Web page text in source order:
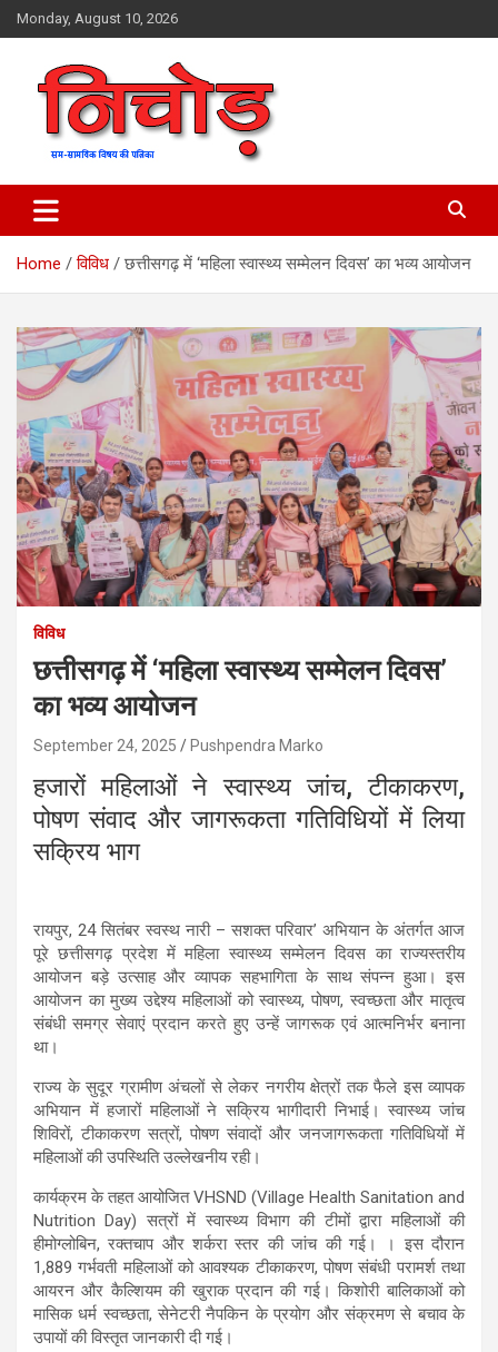
Skip
to
Monday, August 10, 2026
Nichod
Home विविध छत्तीसगढ़ में ‘महिला स्वास्थ्य सम्मेलन दिवस’ का भव्य आयोजन
विविध
छत्तीसगढ़ में ‘महिला स्वास्थ्य सम्मेलन दिवस’
का भव्य आयोजन
September 24, 2025 Pushpendra Marko
हजारों महिलाओं ने स्वास्थ्य जांच, टीकाकरण,
पोषण संवाद और जागरूकता गतिविधियों में लिया
सक्रिय भाग
रायपुर, 24 सितंबर स्वस्थ नारी – सशक्त परिवार’ अभियान के अंतर्गत आज
पूरे छत्तीसगढ़ प्रदेश में महिला स्वास्थ्य सम्मेलन दिवस का राज्यस्तरीय
आयोजन बड़े उत्साह और व्यापक सहभागिता के साथ संपन्न हुआ। इस
आयोजन का मुख्य उद्देश्य महिलाओं को स्वास्थ्य, पोषण, स्वच्छता और मातृत्व
संबंधी समग्र सेवाएं प्रदान करते हुए उन्हें जागरूक एवं आत्मनिर्भर बनाना
था।
राज्य के सुदूर ग्रामीण अंचलों से लेकर नगरीय क्षेत्रों तक फैले इस व्यापक
अभियान में हजारों महिलाओं ने सक्रिय भागीदारी निभाई। स्वास्थ्य जांच
शिविरों, टीकाकरण सत्रों, पोषण संवादों और जनजागरूकता गतिविधियों में
महिलाओं की उपस्थिति उल्लेखनीय रही।
कार्यक्रम के तहत आयोजित VHSND (Village Health Sanitation and
Nutrition Day) सत्रों में स्वास्थ्य विभाग की टीमों द्वारा महिलाओं की
हीमोग्लोबिन, रक्तचाप और शर्करा स्तर की जांच की गई। । इस दौरान
1,889 गर्भवती महिलाओं को आवश्यक टीकाकरण, पोषण संबंधी परामर्श तथा
आयरन और कैल्शियम की खुराक प्रदान की गई। किशोरी बालिकाओं को
मासिक धर्म स्वच्छता, सेनेटरी नैपकिन के प्रयोग और संक्रमण से बचाव के
उपायों की विस्तृत जानकारी दी गई।